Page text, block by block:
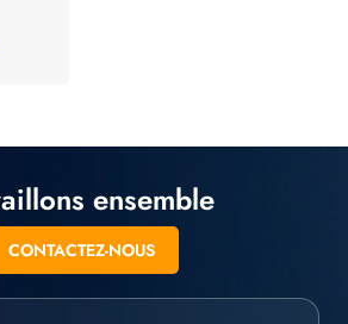
ensemble
CONTACTEZ-NOUS